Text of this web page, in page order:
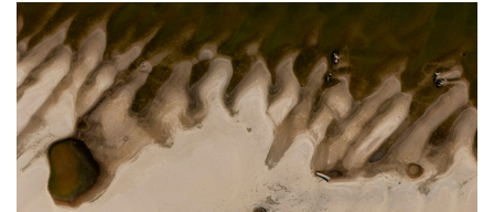
10
Фотохроника 5 августа